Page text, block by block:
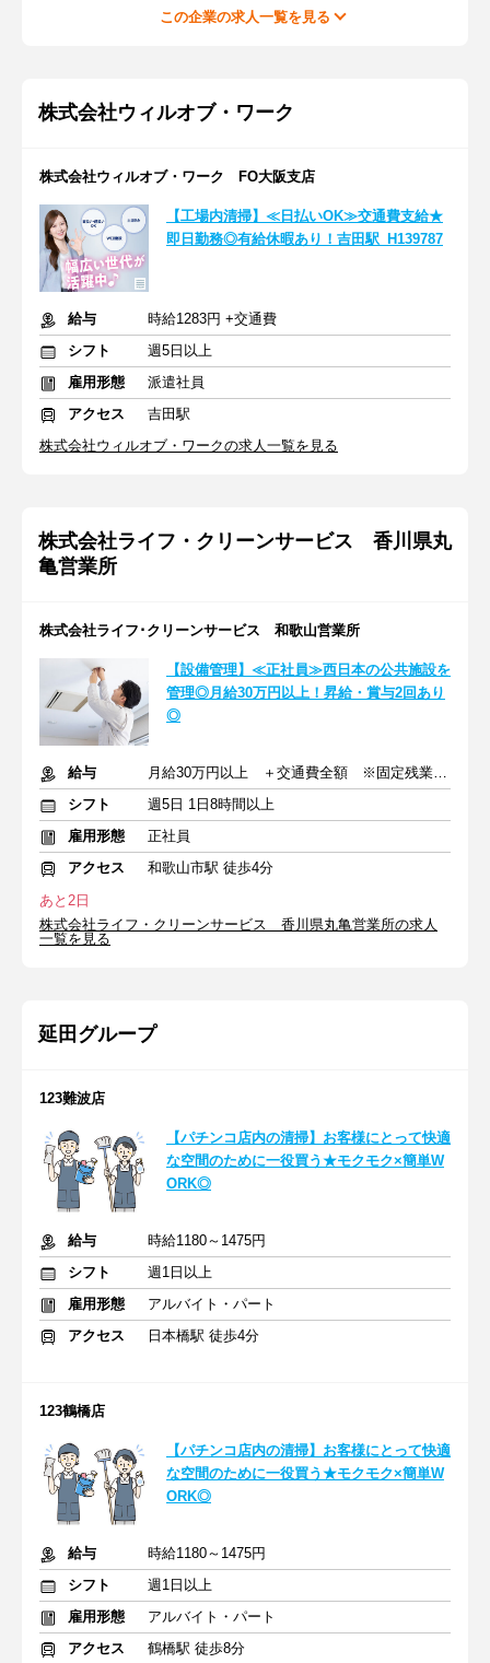
この企業の求人一覧を見る
株式会社ウィルオブ・ワーク
株式会社ウィルオブ・ワーク FO大阪支店
【工場内清掃】≪日払いOK≫交通費支給★
即日勤務◎有給休暇あり！吉田駅_H139787
給与
時給1283円 +交通費
シフト
週5日以上
雇用形態
派遣社員
アクセス
吉田駅
株式会社ウィルオブ・ワークの求人一覧を見る
株式会社ライフ・クリーンサービス 香川県丸
亀営業所
株式会社ライフ･クリーンサービス 和歌山営業所
【設備管理】≪正社員≫西日本の公共施設を
管理◎月給30万円以上！昇給・賞与2回あり
◎
給与
月給30万円以上 ＋交通費全額 ※固定残業代(8万8400円)を含む
シフト
週5日 1日8時間以上
雇用形態
正社員
アクセス
和歌山市駅 徒歩4分
あと2日
株式会社ライフ・クリーンサービス 香川県丸亀営業所の求人
一覧を見る
延田グループ
123難波店
【パチンコ店内の清掃】お客様にとって快適
な空間のために一役買う★モクモク×簡単W
ORK◎
給与
時給1180～1475円
シフト
週1日以上
雇用形態
アルバイト・パート
アクセス
日本橋駅 徒歩4分
123鶴橋店
【パチンコ店内の清掃】お客様にとって快適
な空間のために一役買う★モクモク×簡単W
ORK◎
給与
時給1180～1475円
シフト
週1日以上
雇用形態
アルバイト・パート
アクセス
鶴橋駅 徒歩8分